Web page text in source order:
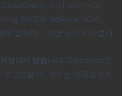
CloudGear는 타사 서비스(예:
NVIDIA GeForce NOW,
접속하기 위한 브라우저/클라
장하지 않습니다. CloudGear를
그인할 때, 귀하는 제공업체에